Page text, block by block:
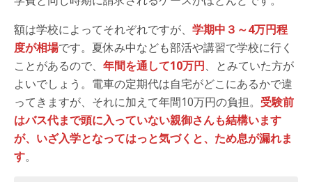
額は学校によってそれぞれですが、 学期中３～4万円程
度が相場です。夏休み中なども部活や講習で学校に行く
ことがあるので、 年間を通して10万円、とみていた方が
よいでしょう。電車の定期代は自宅がどこにあるかで違
ってきますが、それに加えて年間10万円の負担。 受験前
はバス代まで頭に入っていない親御さんも結構います
が、いざ入学となってはっと気づくと、ため息が漏れま
す。